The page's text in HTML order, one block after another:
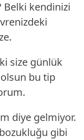
Belki kendinizi
size günlük
bu tip
diye gelmiyor.
gibi